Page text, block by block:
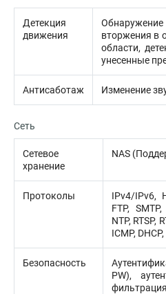
Детекция
движения
вторжения в
области,
унесенные
Антисаботаж Изменение
Сеть
Сетевое
хранение
NAS
Протоколы
IPv4/IPv6,
FTP,
NTP, RTSP,
ICMP,
Безопасность
PW),